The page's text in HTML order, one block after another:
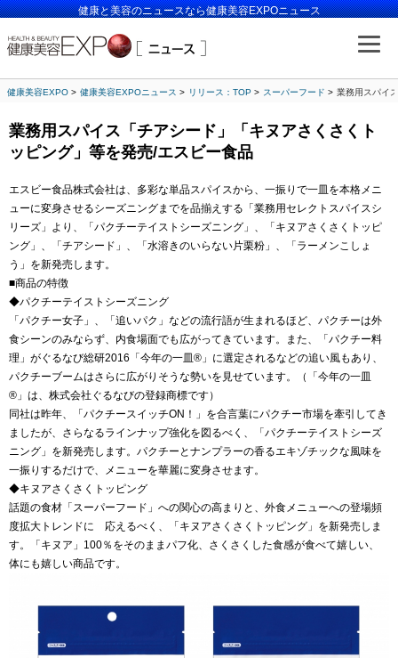
健康と美容のニュースなら健康美容EXPOニュース
健康美容EXPO 健康美容EXPOニュース リリース：TOP スーパーフード 業務用スパイ
業務用スパイス「チアシード」「キヌアさくさくト
ッピング」等を発売/エスビー食品
エスビー食品株式会社は、多彩な単品スパイスから、一振りで一皿を本格メニ
ューに変身させるシーズニングまでを品揃えする「業務用セレクトスパイスシ
リーズ」より、「パクチーテイストシーズニング」、「キヌアさくさくトッピ
ング」、「チアシード」、「水溶きのいらない片栗粉」、「ラーメンこしょ
う」を新発売します。
■商品の特徴
◆パクチーテイストシーズニング
「パクチー女子」、「追いパク」などの流行語が生まれるほど、パクチーは外
食シーンのみならず、内食場面でも広がってきています。また、「パクチー料
理」がぐるなび総研2016「今年の一皿®」に選定されるなどの追い風もあり、
パクチーブームはさらに広がりそうな勢いを見せています。（「今年の一皿
®」は、株式会社ぐるなびの登録商標です）
同社は昨年、「パクチースイッチON！」を合言葉にパクチー市場を牽引してき
ましたが、さらなるラインナップ強化を図るべく、「パクチーテイストシーズ
ニング」を新発売します。パクチーとナンプラーの香るエキゾチックな風味を
一振りするだけで、メニューを華麗に変身させます。
◆キヌアさくさくトッピング
話題の食材「スーパーフード」への関心の高まりと、外食メニューへの登場頻
度拡大トレンドに 応えるべく、「キヌアさくさくトッピング」を新発売しま
す。「キヌア」100％をそのままパフ化、さくさくした食感が食べて嬉しい、
体にも嬉しい商品です。